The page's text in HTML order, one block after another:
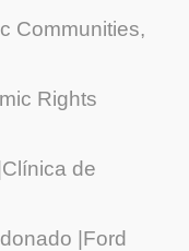
Communities,
Rights
de
|Ford